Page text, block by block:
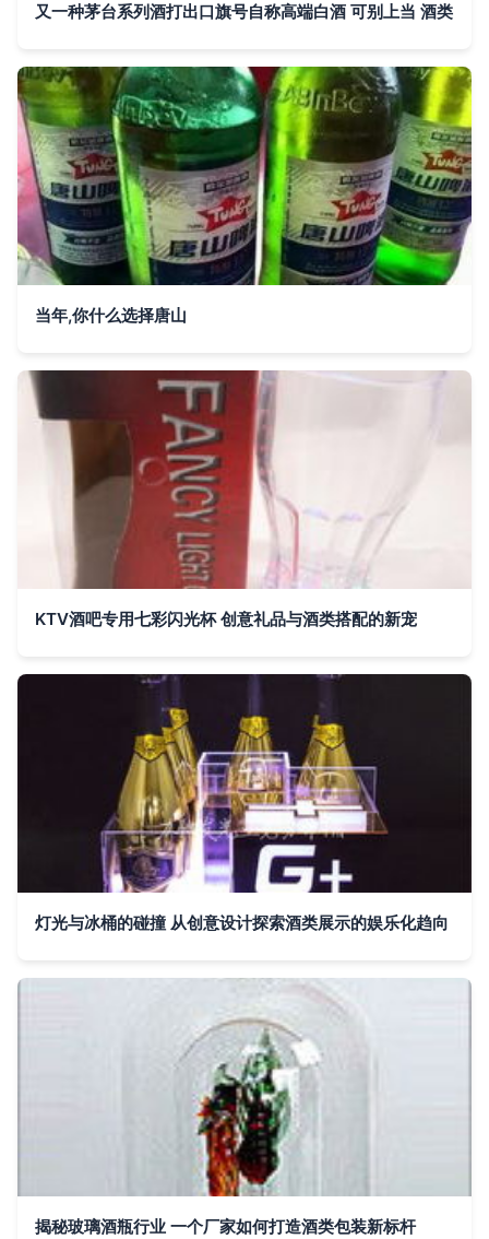
又一种茅台系列酒打出口旗号自称高端白酒 可别上当 酒类
当年,你什么选择唐山
KTV酒吧专用七彩闪光杯 创意礼品与酒类搭配的新宠
灯光与冰桶的碰撞 从创意设计探索酒类展示的娱乐化趋向
揭秘玻璃酒瓶行业 一个厂家如何打造酒类包装新标杆